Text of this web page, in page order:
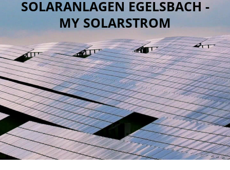
SOLARANLAGEN EGELSBACH -
MY SOLARSTROM